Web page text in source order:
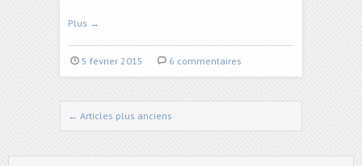
Plus →
5 février 2015 6 commentaires
Naviguer dans les articles
← Articles plus anciens